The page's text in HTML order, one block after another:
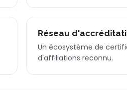
Réseau
Un écosystème de
d'affiliations reconnu.